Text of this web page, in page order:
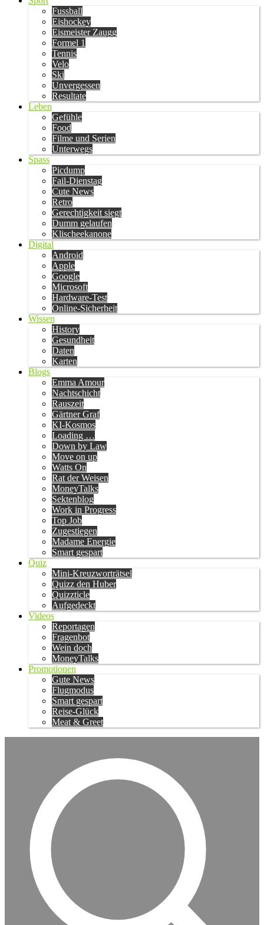
Fussball
Eishockey
Eismeister Zaugg
Formel 1
Tennis
Velo
Ski
Unvergessen
Resultate
Leben
Gefühle
Food
Filme und Serien
Unterwegs
Spass
Picdump
Fail-Dienstag
Cute News
Retro
Gerechtigkeit siegt
Dumm gelaufen
Klischeekanone
Digital
Android
Apple
Google
Microsoft
Hardware-Test
Online-Sicherheit
Wissen
History
Gesundheit
Daten
Karten
Blogs
Emma Amour
Nachtschicht
Rauszeit
Gärtner Graf
KI-Kosmos
Loading …
Down by Law
Move on up
Watts On
Rat der Weisen
MoneyTalks
Sektenblog
Work in Progress
Top Job
Zugestiegen
Madame Energie
Smart gespart
Quiz
Mini-Kreuzworträtsel
Quizz den Huber
Quizzticle
Aufgedeckt
Videos
Reportagen
Fragenbot
Wein doch
MoneyTalks
Promotionen
Gute News
Flugmodus
Smart gespart
Reise-Glück
Meat & Greet